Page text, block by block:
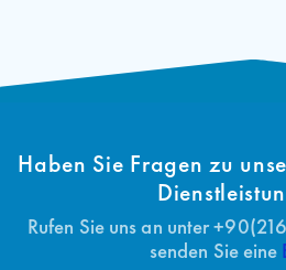
Haben Sie Fragen zu
Rufen Sie uns an unter
senden Sie eine